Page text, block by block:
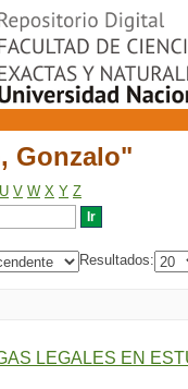
Gonzalo"
Gonzalo"
U V W X Y Z
Resultados:
LEGALES EN